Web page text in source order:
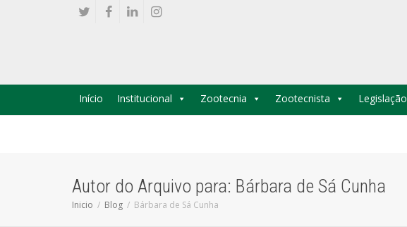
Início Institucional Zootecnia Zootecnista Legislação
Autor do Arquivo para: Bárbara de Sá Cunha
Inicio Blog Bárbara de Sá Cunha